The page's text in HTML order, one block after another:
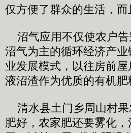
仅方便了群众的生活，
沼气应用不仅使农户告
沼气为主的循环经济产业
业发展模式，以往房前
液沼渣作为优质的有机
清水县土门乡周山村果
肥好，农家肥还要雾化